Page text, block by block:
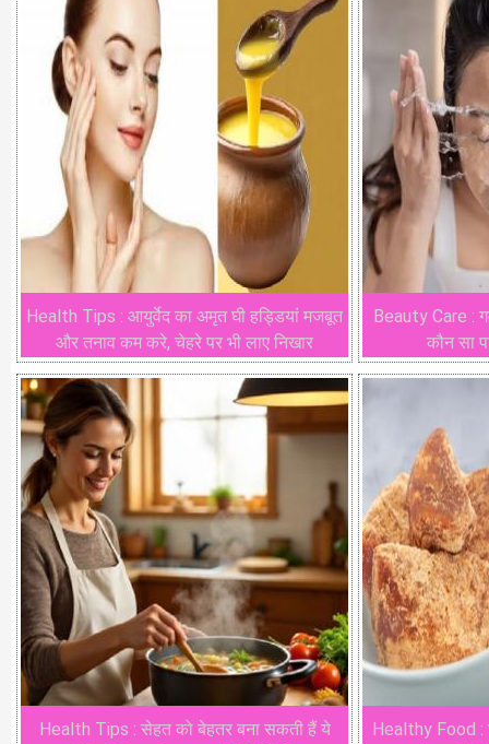
Health Tips : आयुर्वेद का अमृत घी हड्डियां मजबूत
और तनाव कम करे, चेहरे पर भी लाए निखार
Beauty Care :
कौन सा
Health Tips : सेहत को बेहतर बना सकती हैं ये
Healthy Food :